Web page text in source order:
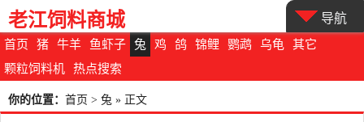
首页 猪 牛羊 鱼虾子 兔 鸡 鸽 锦鲤 鹦鹉 乌龟
其它
颗粒饲料机
热点搜索
老江饲料商城 导航
你的位置： 首页 > 兔 » 正文